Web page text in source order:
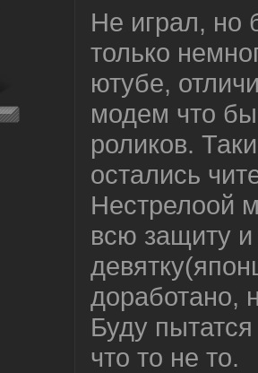
Не играл, но
только
ютубе,
модем что бы
роликов.
остались
Нестрелоой
всю защиту
доработано,
Буду
что то не то.